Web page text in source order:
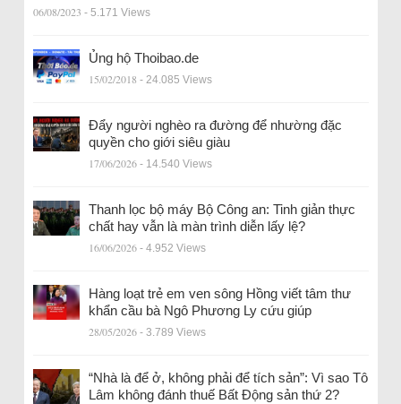
06/08/2023 - 5.171 Views
Ủng hộ Thoibao.de
15/02/2018 - 24.085 Views
Đẩy người nghèo ra đường để nhường đặc
quyền cho giới siêu giàu
17/06/2026 - 14.540 Views
Thanh lọc bộ máy Bộ Công an: Tinh giản thực
chất hay vẫn là màn trình diễn lấy lệ?
16/06/2026 - 4.952 Views
Hàng loạt trẻ em ven sông Hồng viết tâm thư
khẩn cầu bà Ngô Phương Ly cứu giúp
28/05/2026 - 3.789 Views
“Nhà là để ở, không phải để tích sản”: Vì sao Tô
Lâm không đánh thuế Bất Động sản thứ 2?